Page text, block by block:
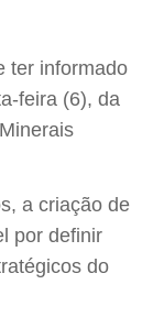
ter informado
feira (6), da
a criação de
por definir
do